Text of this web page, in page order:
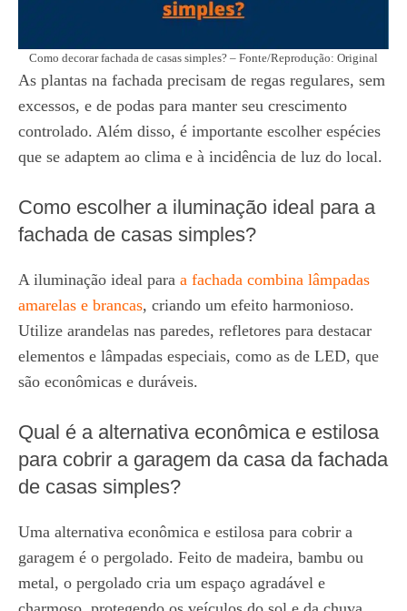
Como decorar fachada de casas simples? – Fonte/Reprodução: Original
As plantas na fachada precisam de regas regulares, sem
excessos, e de podas para manter seu crescimento
controlado. Além disso, é importante escolher espécies
que se adaptem ao clima e à incidência de luz do local.
Como escolher a iluminação ideal para a
fachada de casas simples?
A iluminação ideal para a fachada combina lâmpadas
amarelas e brancas, criando um efeito harmonioso.
Utilize arandelas nas paredes, refletores para destacar
elementos e lâmpadas especiais, como as de LED, que
são econômicas e duráveis.
Qual é a alternativa econômica e estilosa
para cobrir a garagem da casa da fachada
de casas simples?
Uma alternativa econômica e estilosa para cobrir a
garagem é o pergolado. Feito de madeira, bambu ou
metal, o pergolado cria um espaço agradável e